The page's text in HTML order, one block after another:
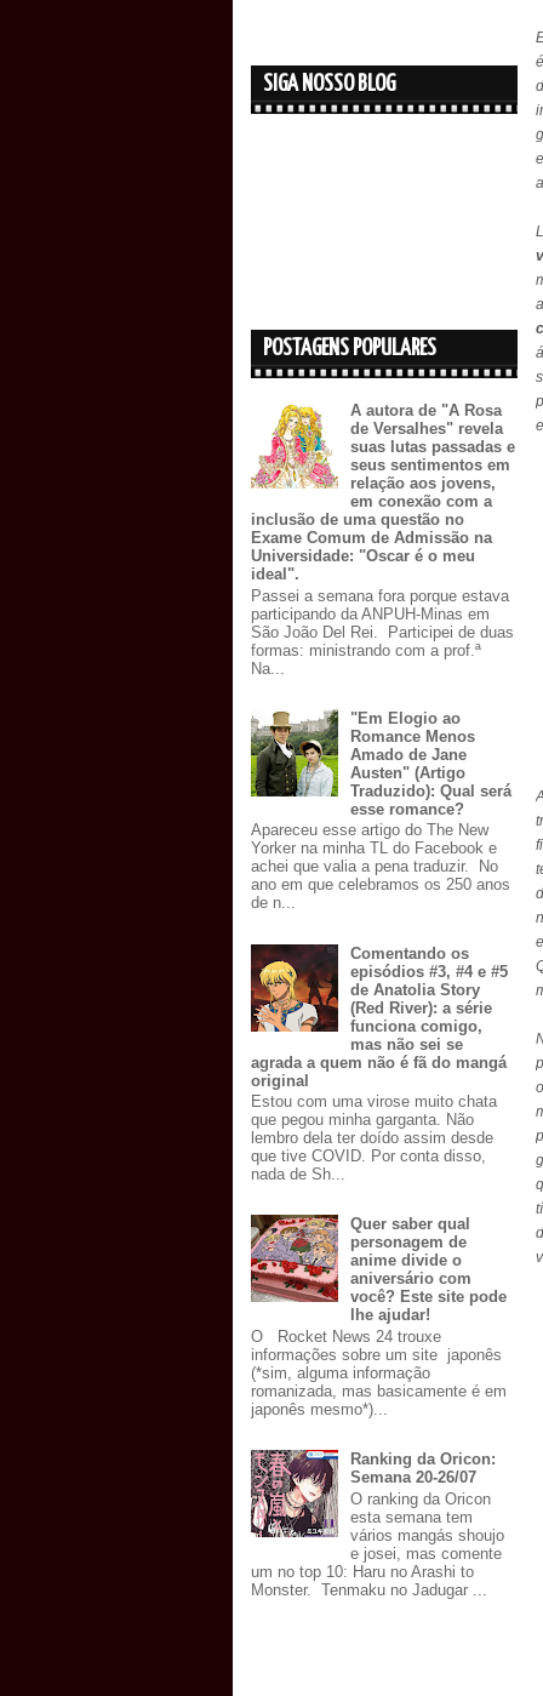
SIGA NOSSO BLOG
POSTAGENS POPULARES
A autora de "A Rosa
de Versalhes" revela
suas lutas passadas e
seus sentimentos em
relação aos jovens,
em conexão com a
inclusão de uma questão no
Exame Comum de Admissão na
Universidade: "Oscar é o meu
ideal".
Passei a semana fora porque estava
participando da ANPUH-Minas em
São João Del Rei. Participei de duas
formas: ministrando com a prof.ª
Na...
"Em Elogio ao
Romance Menos
Amado de Jane
Austen" (Artigo
Traduzido): Qual será
esse romance?
Apareceu esse artigo do The New
Yorker na minha TL do Facebook e
achei que valia a pena traduzir. No
ano em que celebramos os 250 anos
de n...
Comentando os
episódios #3, #4 e #5
de Anatolia Story
(Red River): a série
funciona comigo,
mas não sei se
agrada a quem não é fã do mangá
original
Estou com uma virose muito chata
que pegou minha garganta. Não
lembro dela ter doído assim desde
que tive COVID. Por conta disso,
nada de Sh...
Quer saber qual
personagem de
anime divide o
aniversário com
você? Este site pode
lhe ajudar!
O Rocket News 24 trouxe
informações sobre um site japonês
(*sim, alguma informação
romanizada, mas basicamente é em
japonês mesmo*)...
Ranking da Oricon:
Semana 20-26/07
O ranking da Oricon
esta semana tem
vários mangás shoujo
e josei, mas comente
um no top 10: Haru no Arashi to
Monster. Tenmaku no Jadugar ...